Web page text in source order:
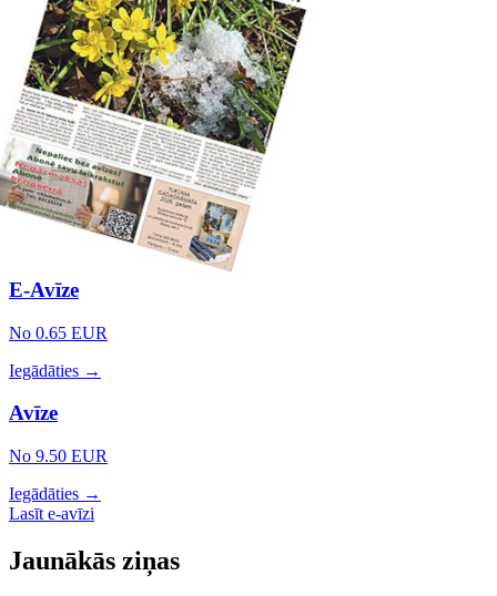
E-Avīze
No 0.65 EUR
Iegādāties →
Avīze
No 9.50 EUR
Iegādāties →
Lasīt e-avīzi
Jaunākās ziņas